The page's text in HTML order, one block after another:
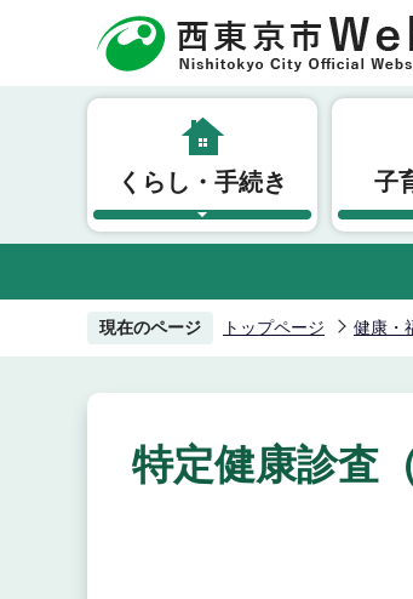
頭
くらし・手続き 子
現在のページ トップページ 健康・
特定健康診査